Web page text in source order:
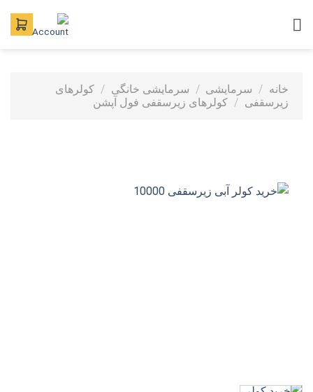
خانه / سرمایشی / سرمایشی خانگی / کولرهای
زیرسقفی / کولرهای زیرسقفی فول آپشن